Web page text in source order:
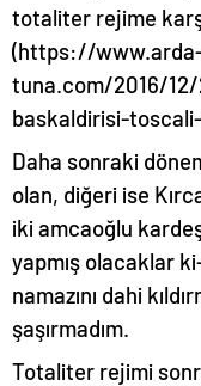
totaliter rejime
(https://
tuna.com/2016/
baskaldirisi-
Daha sonraki
olan, diğeri ise
iki amcaoğlu
yapmış olacaklar
namazını dahi
şaşırmadım.
Totaliter rejimi